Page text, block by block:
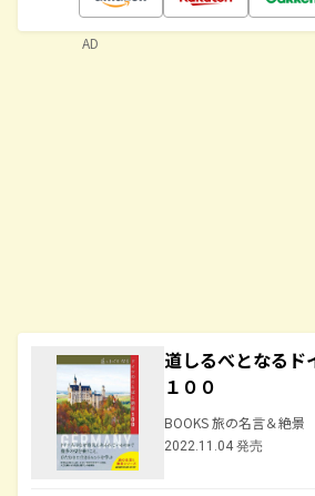
道しるべとなるド
１００
BOOKS 旅の名言＆絶景
2022.11.04 発売
AD